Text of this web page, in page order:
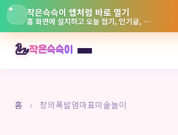
✦ 작은슥슥이 앱처럼 바로 열기
홈 화면에 설치하고 오늘 접기, 인기글, 놀이터를 빠르게 보실 수 있습니다.
🦢작은슥슥이
홈 › 창의폭발엄마표미술놀이